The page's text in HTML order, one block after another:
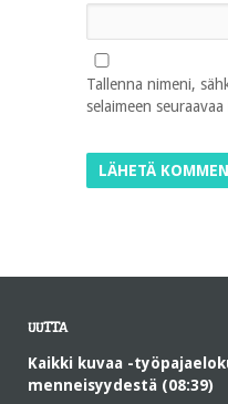
Tallenna nimeni,
selaimeen
UUTTA
Kaikki kuvaa -
menneisyydestä (08:39)